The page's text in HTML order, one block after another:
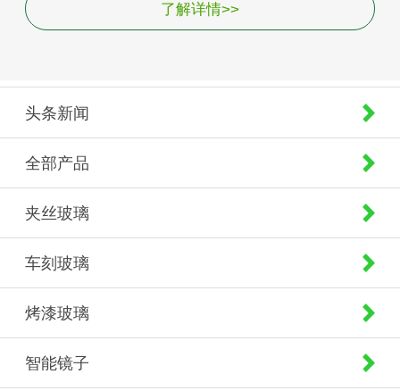
了解详情>>
头条新闻
全部产品
夹丝玻璃
车刻玻璃
烤漆玻璃
智能镜子